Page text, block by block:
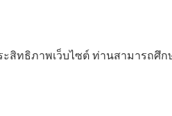
ะสิทธิภาพเว็บไซต์ ท่านสามารถศึ